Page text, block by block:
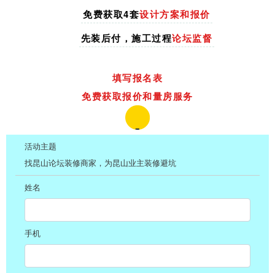
免费获取4套设计方案和报价
先装后付，施工过程论坛监督
填写报名表
免费获取报价和量房服务